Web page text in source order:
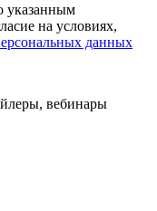
указанным
на условиях,
данных
вебинары